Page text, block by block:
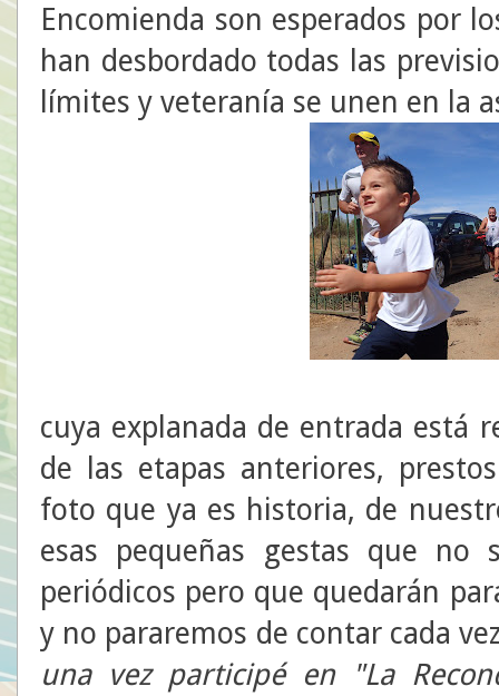
Encomienda son esperados por
han desbordado todas las
límites y veteranía se unen en la
cuya explanada de entrada está
de las etapas anteriores,
foto que ya es historia, de
esas pequeñas gestas que
periódicos pero que quedarán
y no pararemos de contar cada
una vez participé en "La